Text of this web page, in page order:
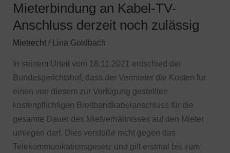
Mieterbindung an Kabel-TV-
Anschluss derzeit noch zulässig
Mietrecht/ Lina Goldbach
In seinem Urteil vom 18.11.2021 entschied der
Bundesgerichtshof, dass der Vermieter die Kosten für
einen von diesem zur Verfügung gestellten
kostenpflichtigen Breitbandkabelanschluss für die
gesamte Dauer des Mietverhältnisses auf den Mieter
umlegen darf. Dies verstoße nicht gegen das
Telekommunikationsgesetz und gilt erstmal bis zum
Mieterbindung
an
TV-
Anschluss
derzeit
noch
zulässig